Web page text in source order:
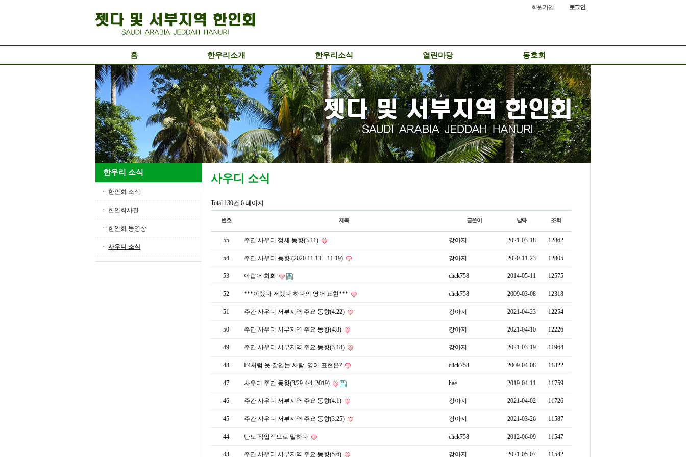
회원가입 로그인
홈 한우리소개 한우리소식 열린마당 동호회
한우리 소식
한인회 소식
한인회사진
한인회 동영상
사우디 소식
사우디 소식
Total 130건 6 페이지
번호 제목 글쓴이 날짜 조회
55 주간 사우디 정세 동향(3.11) 강아지 2021-03-18 12862
54 주간 사우디 동향 (2020.11.13 – 11.19) 강아지 2020-11-23 12805
53 아랍어 회화 click758 2014-05-11 12575
52 ***이랬다 저랬다 하다의 영어 표현*** click758 2009-03-08 12318
51 주간 사우디 서부지역 주요 동향(4.22) 강아지 2021-04-23 12254
50 주간 사우디 서부지역 주요 동향(4.8) 강아지 2021-04-10 12226
49 주간 사우디 서부지역 주요 동향(3.18) 강아지 2021-03-19 11964
48 F4처럼 옷 잘입는 사람, 영어 표현은? click758 2009-04-08 11822
47 사우디 주간 동향(3/29-4/4, 2019) hae 2019-04-11 11759
46 주간 사우디 서부지역 주요 동향(4.1) 강아지 2021-04-02 11726
45 주간 사우디 서부지역 주요 동향(3.25) 강아지 2021-03-26 11587
44 단도 직입적으로 말하다 click758 2012-06-09 11547
43 주간 사우디 서부지역 주요 동향(5.6) 강아지 2021-05-07 11542